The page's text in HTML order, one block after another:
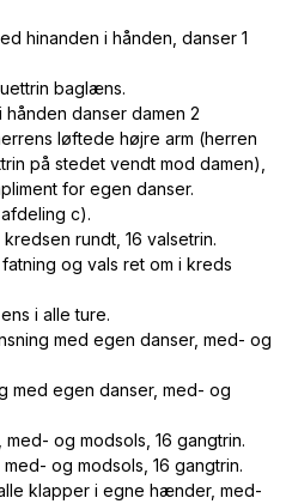
hinanden i hånden, danser 1
baglæns.
danser damen 2
løftede højre arm (herren
på stedet vendt mod damen),
for egen danser.
c).
rundt, 16 valsetrin.
og vals ret om i kreds
i alle ture.
med egen danser, med- og
med egen danser, med- og
og modsols, 16 gangtrin.
og modsols, 16 gangtrin.
klapper i egne hænder, med-